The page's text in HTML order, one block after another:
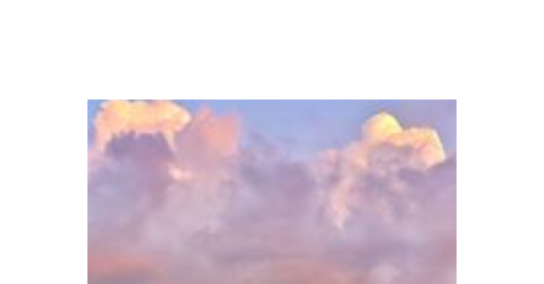
EL TURISMO EN COLOMBIA
CUENTA CON RELEVANCIA
NACIONAL Y ES
EL GOBIERNO